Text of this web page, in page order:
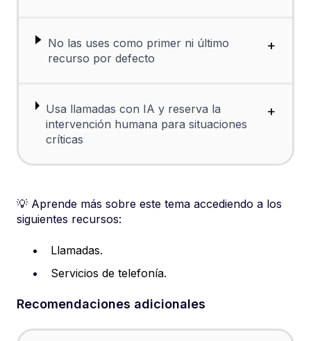
No las uses como primer ni último
recurso por defecto
+
Usa llamadas con IA y reserva la
intervención humana para situaciones
críticas
+
💡 Aprende más sobre este tema accediendo a los
siguientes recursos:
Llamadas.
Servicios de telefonía.
Recomendaciones adicionales